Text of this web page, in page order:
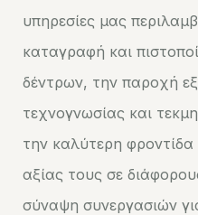
υπηρεσίες μας
καταγραφή και
δέντρων, την παροχή
τεχνογνωσίας και
την καλύτερη
αξίας τους σε
σύναψη συνεργασιών